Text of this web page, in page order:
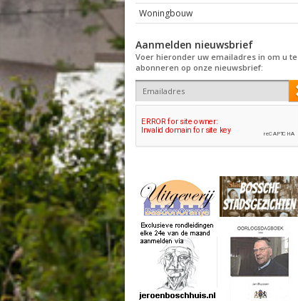
Woningbouw
Aanmelden nieuwsbrief
Voer hieronder uw emailadres in om u te
abonneren op onze nieuwsbrief: